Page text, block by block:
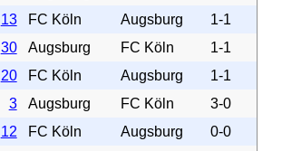
13 FC Köln Augsburg
1-1
30 Augsburg FC Köln
1-1
20 FC Köln Augsburg
1-1
3 Augsburg FC Köln
3-0
12 FC Köln Augsburg
0-0